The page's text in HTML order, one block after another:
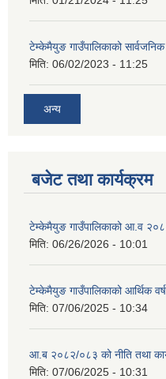
टेम्केमैयुङ गाउँपालिकाको
मिति: 06/02/2023 - 11:25
अन्य
बजेट तथा कार्यक्रम
टेम्केमैयुङ गाउँपालिकाको आ.व
मिति: 06/26/2026 - 10:01
टेम्केमैयुङ गाउँपालिकाको आर्थिक
मिति: 07/06/2025 - 10:34
आ.ब २०८२/०८३ को नीति तथा
मिति: 07/06/2025 - 10:31